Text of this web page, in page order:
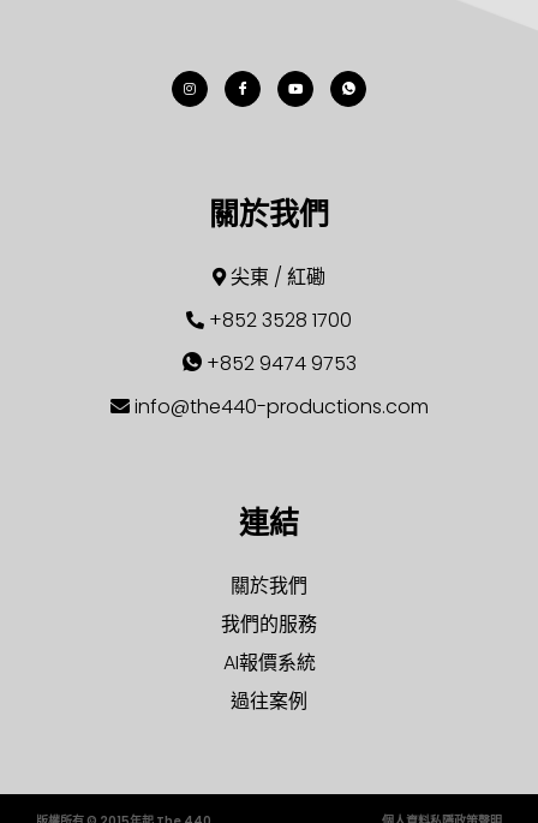
關於我們
尖東 / 紅磡
+852 3528 1700
+852 9474 9753
info@the440-productions.com
連結
關於我們
我們的服務
AI報價系統
過往案例